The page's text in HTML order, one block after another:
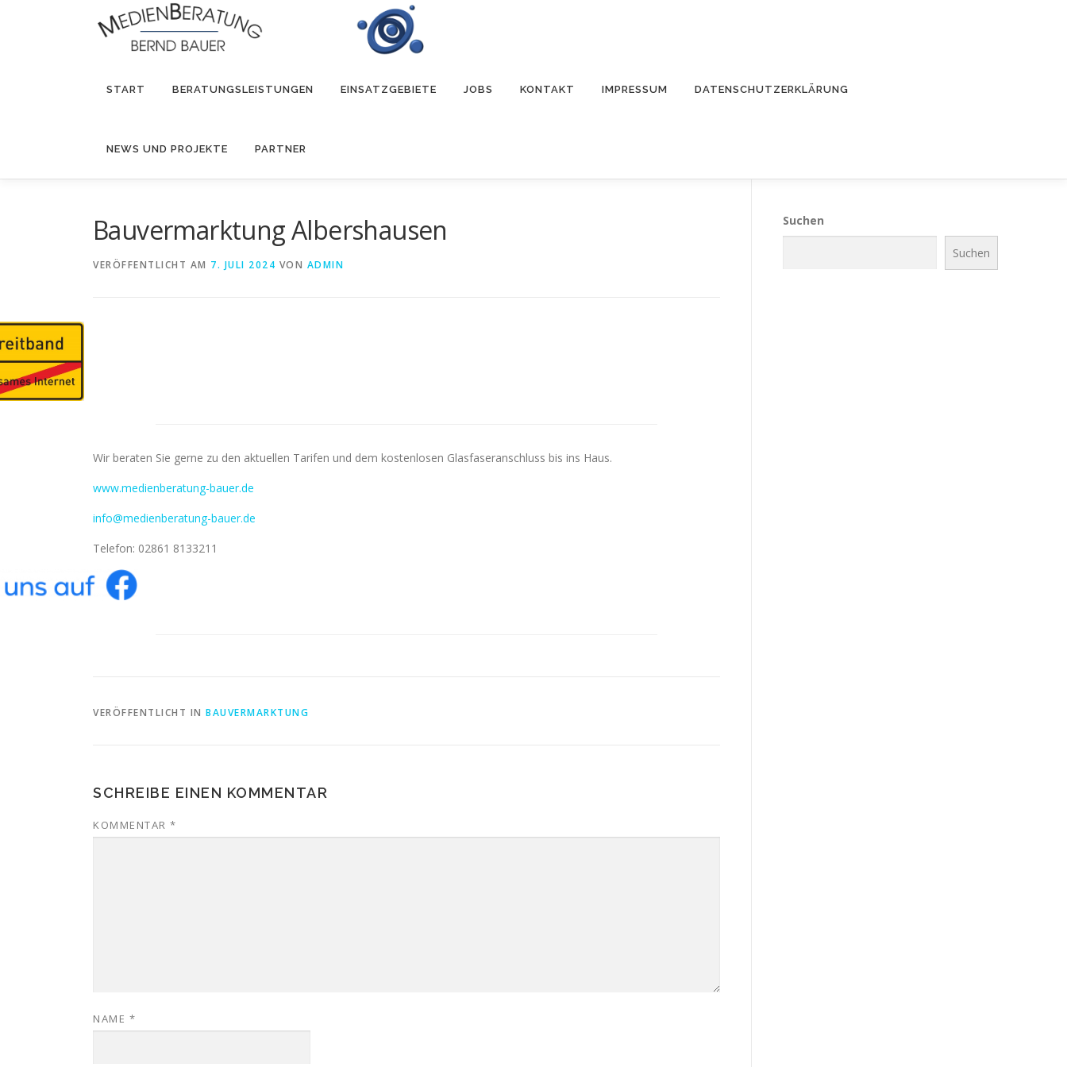
START BERATUNGSLEISTUNGEN EINSATZGEBIETE JOBS KONTAKT IMPRESSUM DATENSCHUTZERKLÄRUNG
NEWS UND PROJEKTE PARTNER
Bauvermarktung Albershausen
VERÖFFENTLICHT AM 7. JULI 2024 VON ADMIN
Wir beraten Sie gerne zu den aktuellen Tarifen und dem kostenlosen Glasfaseranschluss bis ins Haus.
www.medienberatung-bauer.de
info@medienberatung-bauer.de
Telefon: 02861 8133211
VERÖFFENTLICHT IN BAUVERMARKTUNG
SCHREIBE EINEN KOMMENTAR
KOMMENTAR *
NAME *
Suchen
Suchen